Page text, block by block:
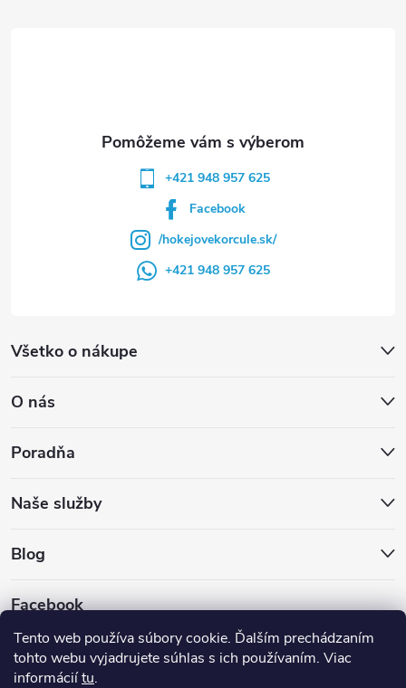
Tento web používa súbory cookie. Ďalším prechádzaním
tohto webu vyjadrujete súhlas s ich používaním. Viac
informáciítu.
Všetko o nákupe
O nás
Poradňa
Naše služby
Blog
Facebook
+421 948 957 625
Facebook
/hokejovekorcule.sk/
+421 948 957 625